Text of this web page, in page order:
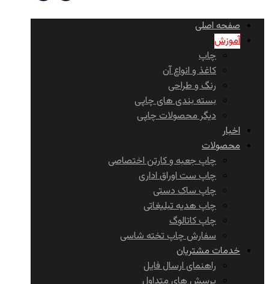
صفحه اصلی
آموزش
چاپ
کاغذ و انواع آن
رنگ و طراحی
بسته بندی های چاپی
دیگر محصولات چاپی
اخبار
محصولات
چاپ جعبه و کارتن اختصاصی
چاپ ست اوراق اداری
چاپ ساک دستی
چاپ هدیه تبلیغاتی
چاپ کاتالوگ
سفارش چاپ تخته شاسی
خدمات مشتریان
راهنمای ارسال فایل